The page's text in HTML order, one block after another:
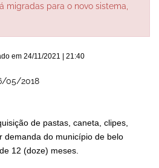
migradas para o novo sistema,
em 24/11/2021 | 21:40
05/2018
de pastas, caneta, clipes,
demanda do município de belo
12 (doze) meses.